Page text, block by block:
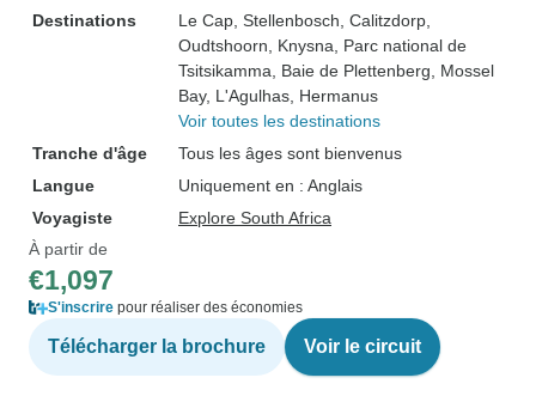
Destinations
Le Cap , Stellenbosch , Calitzdorp
Oudtshoorn , Knysna , Parc national de
Tsitsikamma , Baie de Plettenberg , Mossel
Bay, L'Agulhas , Hermanus
Voir toutes les destinations
Tranche d'âge
Tous les âges sont bienvenus
Langue
Uniquement en : Anglais
Voyagiste
Explore South Africa
À partir de
€1,097
S'inscrire pour réaliser des économies
Télécharger la brochure Voir le circuit